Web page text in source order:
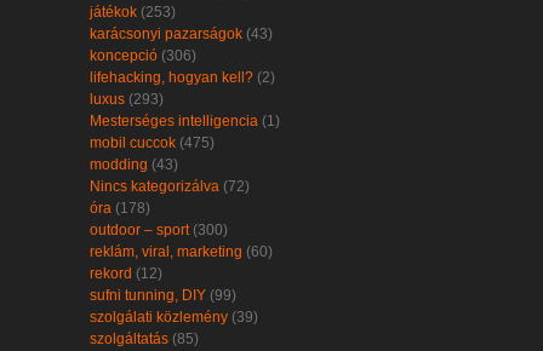
játékok (253)
karácsonyi pazarságok (43)
koncepció (306)
lifehacking, hogyan kell? (2)
luxus (293)
Mesterséges intelligencia (1)
mobil cuccok (475)
modding (43)
Nincs kategorizálva (72)
óra (178)
outdoor – sport(300)
reklám, viral, marketing (60)
rekord (12)
sufni tunning, DIY (99)
szolgálati közlemény (39)
szolgáltatás (85)